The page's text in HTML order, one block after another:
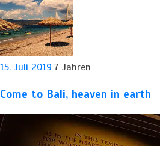
15. Juli 2019 7 Jahren
Come to Bali, heaven in earth